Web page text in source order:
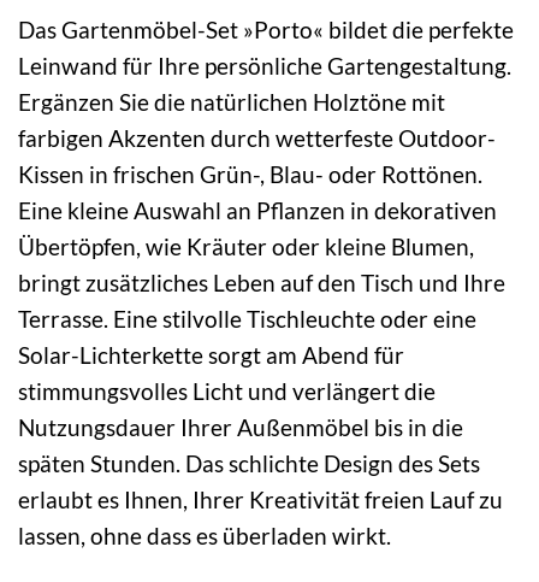
Das Gartenmöbel-Set »Porto« bildet die perfekte
Leinwand für Ihre persönliche Gartengestaltung.
Ergänzen Sie die natürlichen Holztöne mit
farbigen Akzenten durch wetterfeste Outdoor-
Kissen in frischen Grün-, Blau- oder Rottönen.
Eine kleine Auswahl an Pflanzen in dekorativen
Übertöpfen, wie Kräuter oder kleine Blumen,
bringt zusätzliches Leben auf den Tisch und Ihre
Terrasse. Eine stilvolle Tischleuchte oder eine
Solar-Lichterkette sorgt am Abend für
stimmungsvolles Licht und verlängert die
Nutzungsdauer Ihrer Außenmöbel bis in die
späten Stunden. Das schlichte Design des Sets
erlaubt es Ihnen, Ihrer Kreativität freien Lauf zu
lassen, ohne dass es überladen wirkt.